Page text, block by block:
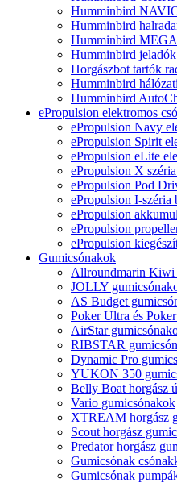
Humminbird
Humminbird
Humminbird
Humminbird jeladók
Horgászbot tartók
Humminbird
Humminbird
ePropulsion elektromos
ePropulsion Navy
ePropulsion Spirit
ePropulsion eLite
ePropulsion X
ePropulsion Pod
ePropulsion I-széria
ePropulsion
ePropulsion
ePropulsion
Gumicsónakok
Allroundmarin Kiwi
JOLLY
AS Budget
Poker Ultra és
AirStar
RIBSTAR
Dynamic Pro
YUKON 350
Belly Boat horgász
Vario gumicsónakok
XTREAM horgász
Scout horgász
Predator horgász
Gumicsónak
Gumicsónak